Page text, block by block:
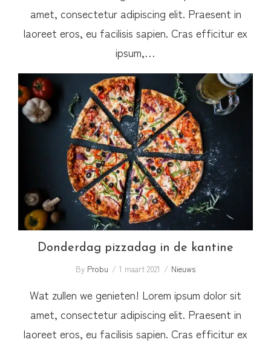
amet, consectetur adipiscing elit. Praesent in
laoreet eros, eu facilisis sapien. Cras efficitur ex
ipsum,…
Donderdag pizzadag in de kantine
Donderdag pizzadag in de kantine
By Probu 1 maart 2021 Nieuws
Wat zullen we genieten! Lorem ipsum dolor sit
amet, consectetur adipiscing elit. Praesent in
laoreet eros, eu facilisis sapien. Cras efficitur ex